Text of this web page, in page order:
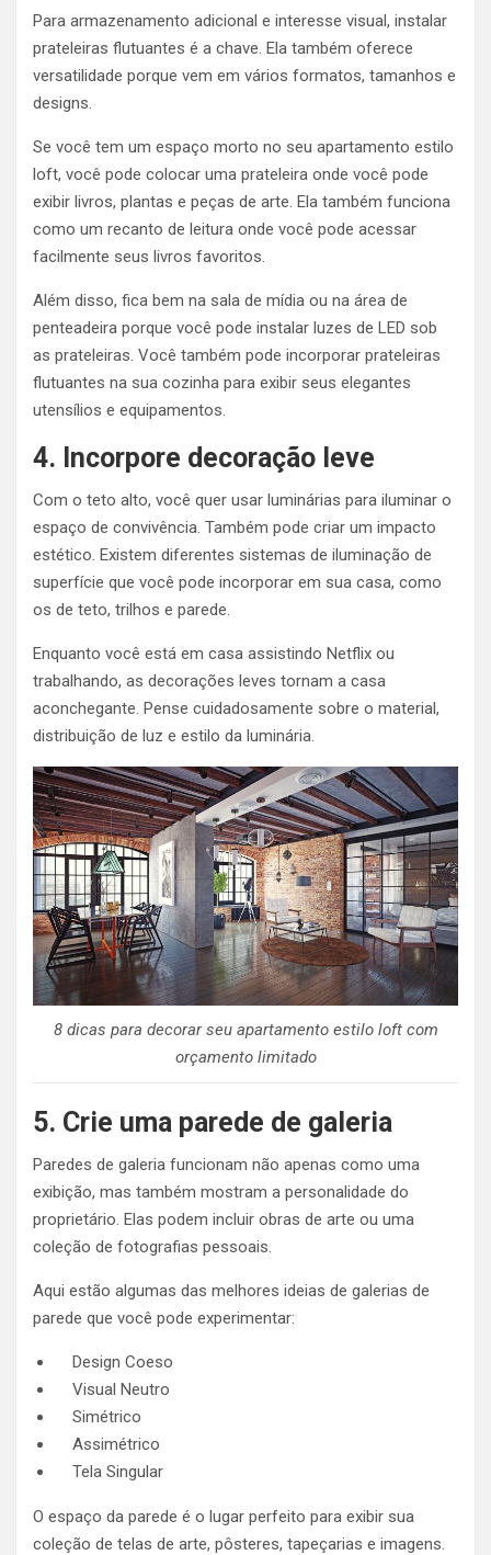
Para armazenamento adicional e interesse visual, instalar
prateleiras flutuantes é a chave. Ela também oferece
versatilidade porque vem em vários formatos, tamanhos e
designs.
Se você tem um espaço morto no seu apartamento estilo
loft, você pode colocar uma prateleira onde você pode
exibir livros, plantas e peças de arte. Ela também funciona
como um recanto de leitura onde você pode acessar
facilmente seus livros favoritos.
Além disso, fica bem na sala de mídia ou na área de
penteadeira porque você pode instalar luzes de LED sob
as prateleiras. Você também pode incorporar prateleiras
flutuantes na sua cozinha para exibir seus elegantes
utensílios e equipamentos.
4. Incorpore decoração leve
Com o teto alto, você quer usar luminárias para iluminar o
espaço de convivência. Também pode criar um impacto
estético. Existem diferentes sistemas de iluminação de
superfície que você pode incorporar em sua casa, como
os de teto, trilhos e parede.
Enquanto você está em casa assistindo Netflix ou
trabalhando, as decorações leves tornam a casa
aconchegante. Pense cuidadosamente sobre o material,
distribuição de luz e estilo da luminária.
8 dicas para decorar seu apartamento estilo loft com
orçamento limitado
5. Crie uma parede de galeria
Paredes de galeria funcionam não apenas como uma
exibição, mas também mostram a personalidade do
proprietário. Elas podem incluir obras de arte ou uma
coleção de fotografias pessoais.
Aqui estão algumas das melhores ideias de galerias de
parede que você pode experimentar:
Design Coeso
Visual Neutro
Simétrico
Assimétrico
Tela Singular
O espaço da parede é o lugar perfeito para exibir sua
coleção de telas de arte, pôsteres, tapeçarias e imagens.